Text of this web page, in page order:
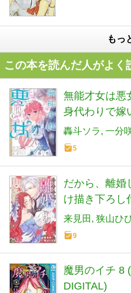
もっ
この本を読んだ人がよく
無能才女は悪
身代わりで嫁
に気づかない
轟斗ソラ 一分
5
だから、離婚
け描き下ろし
クススペシャ
来見田 狭山ひ
9
魔男のイチ 8
DIGITAL)